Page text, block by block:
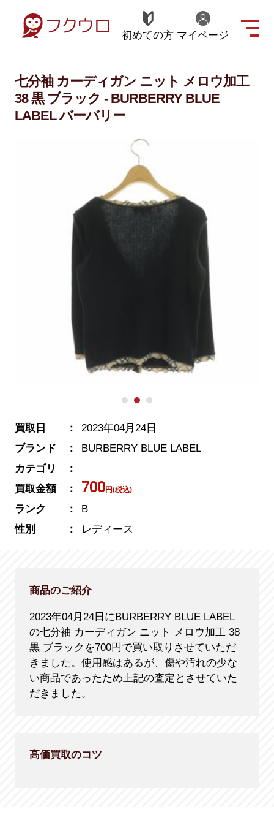
初めての方 マイページ
七分袖 カーディガン ニット メロウ加工
38 黒 ブラック - BURBERRY BLUE
LABEL バーバリー
買取日
2023年04月24日
ブランド
BURBERRY BLUE LABEL
カテゴリ
買取金額
700円(税込)
ランク
B
性別
レディース
商品のご紹介
2023年04月24日にBURBERRY BLUE LABEL
の七分袖 カーディガン ニット メロウ加工 38
黒 ブラックを700円で買い取りさせていただ
きました。使用感はあるが、傷や汚れの少な
い商品であったため上記の査定とさせていた
だきました。
高価買取のコツ